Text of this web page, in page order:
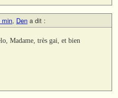
min, Den a dit :
Madame, très gai, et bien